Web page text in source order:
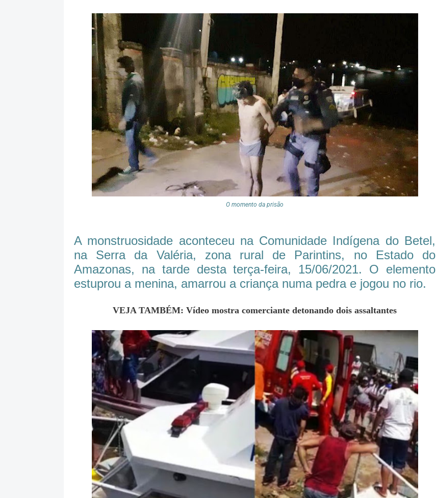
O momento da prisão
A monstruosidade aconteceu na Comunidade Indígena do Betel,
na Serra da Valéria, zona rural de Parintins, no Estado do
Amazonas, na tarde desta terça-feira, 15/06/2021. O elemento
estuprou a menina, amarrou a criança numa pedra e jogou no rio.
VEJA TAMBÉM: Vídeo mostra comerciante detonando dois assaltantes